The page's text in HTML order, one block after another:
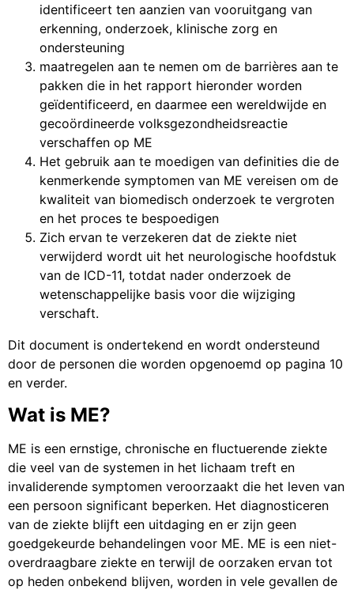
identificeert ten aanzien van vooruitgang van
erkenning, onderzoek, klinische zorg en
ondersteuning
maatregelen aan te nemen om de barrières aan te
pakken die in het rapport hieronder worden
geïdentificeerd, en daarmee een wereldwijde en
gecoördineerde volksgezondheidsreactie
verschaffen op ME
Het gebruik aan te moedigen van definities die de
kenmerkende symptomen van ME vereisen om de
kwaliteit van biomedisch onderzoek te vergroten
en het proces te bespoedigen
Zich ervan te verzekeren dat de ziekte niet
verwijderd wordt uit het neurologische hoofdstuk
van de ICD-11, totdat nader onderzoek de
wetenschappelijke basis voor die wijziging
verschaft.
Dit document is ondertekend en wordt ondersteund
door de personen die worden opgenoemd op pagina 10
en verder.
Wat is ME?
ME is een ernstige, chronische en fluctuerende ziekte
die veel van de systemen in het lichaam treft en
invaliderende symptomen veroorzaakt die het leven van
een persoon significant beperken. Het diagnosticeren
van de ziekte blijft een uitdaging en er zijn geen
goedgekeurde behandelingen voor ME. ME is een niet-
overdraagbare ziekte en terwijl de oorzaken ervan tot
op heden onbekend blijven, worden in vele gevallen de